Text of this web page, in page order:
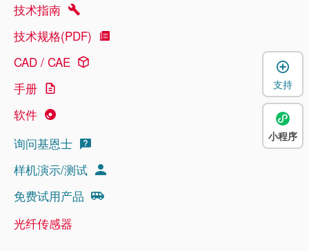
技术指南
技术规格(PDF)
CAD / CAE
手册
软件
询问基恩士
样机演示/测试
免费试用产品
光纤传感器
支持
小程序